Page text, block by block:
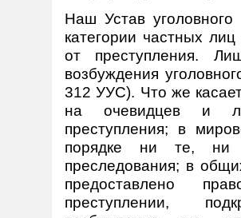
Наш Устав уголовного
категории частных
от преступления.
возбуждения
312 УУС). Что же
на очевидцев и
преступления; в
порядке ни те, ни
преследования; в
предоставлено
преступлении,